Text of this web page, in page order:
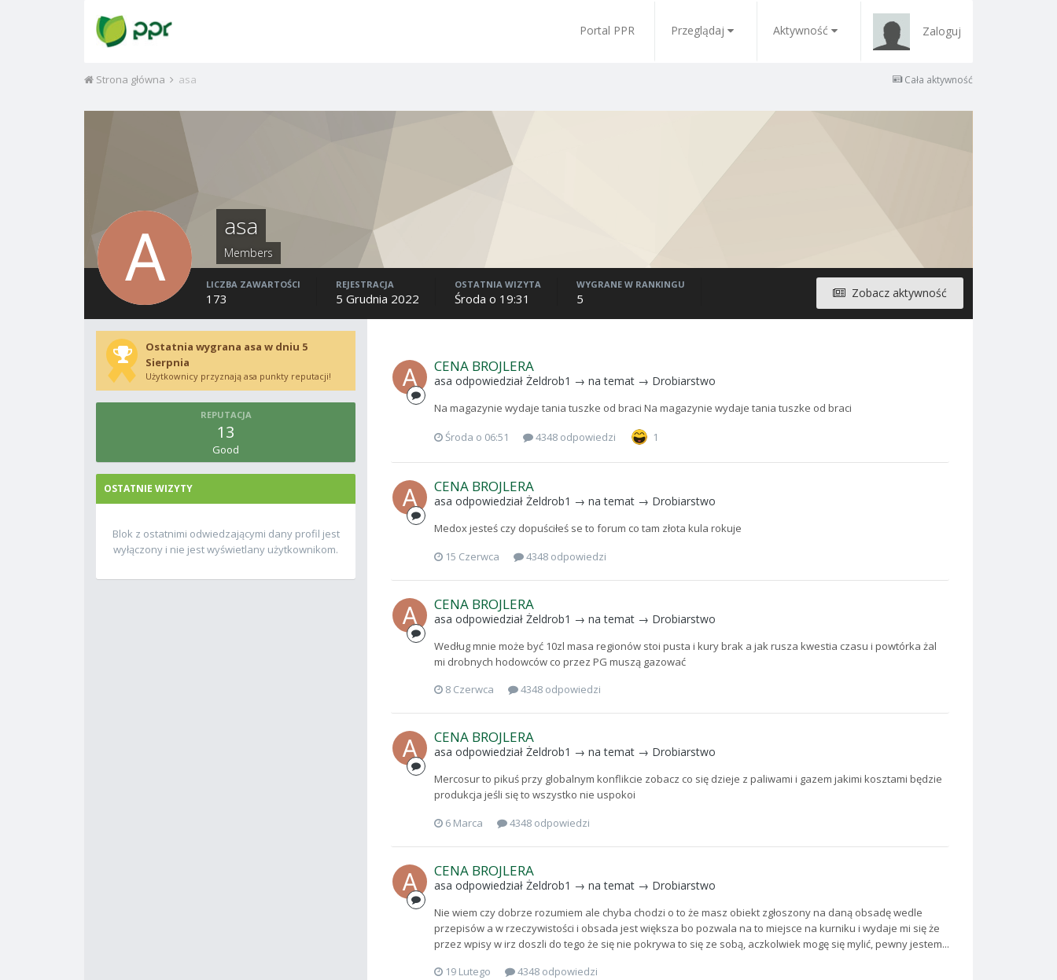
Portal PPR Przeglądaj Aktywność Zaloguj
Cała aktywność
Strona główna asa
asa
Members
Zobacz aktywność
LICZBA ZAWARTOŚCI
173
REJESTRACJA
5 Grudnia 2022
OSTATNIA WIZYTA
Środa o 19:31
WYGRANE W RANKINGU
5
Ostatnia wygrana asa w dniu 5
Sierpnia
Użytkownicy przyznają asa punkty reputacji!
REPUTACJA
13
Good
OSTATNIE WIZYTY
Blok z ostatnimi odwiedzającymi dany profil jest
wyłączony i nie jest wyświetlany użytkownikom.
CENA BROJLERA
asa odpowiedział Żeldrob1 → na temat → Drobiarstwo
Na magazynie wydaje tania tuszke od braci Na magazynie wydaje tania tuszke od braci
Środa o 06:51 4348 odpowiedzi 1
CENA BROJLERA
asa odpowiedział Żeldrob1 → na temat → Drobiarstwo
Medox jesteś czy dopuściłeś se to forum co tam złota kula rokuje
15 Czerwca
4348 odpowiedzi
CENA BROJLERA
asa odpowiedział Żeldrob1 → na temat → Drobiarstwo
Według mnie może być 10zl masa regionów stoi pusta i kury brak a jak rusza kwestia czasu i powtórka żal
mi drobnych hodowców co przez PG muszą gazować
8 Czerwca
4348 odpowiedzi
CENA BROJLERA
asa odpowiedział Żeldrob1 → na temat → Drobiarstwo
Mercosur to pikuś przy globalnym konflikcie zobacz co się dzieje z paliwami i gazem jakimi kosztami będzie
produkcja jeśli się to wszystko nie uspokoi
6 Marca
4348 odpowiedzi
CENA BROJLERA
asa odpowiedział Żeldrob1 → na temat → Drobiarstwo
Nie wiem czy dobrze rozumiem ale chyba chodzi o to że masz obiekt zgłoszony na daną obsadę wedle
przepisów a w rzeczywistości i obsada jest większa bo pozwala na to miejsce na kurniku i wydaje mi się że
przez wpisy w irz doszli do tego że się nie pokrywa to się ze sobą, aczkolwiek mogę się mylić, pewny jestem...
19 Lutego
4348 odpowiedzi